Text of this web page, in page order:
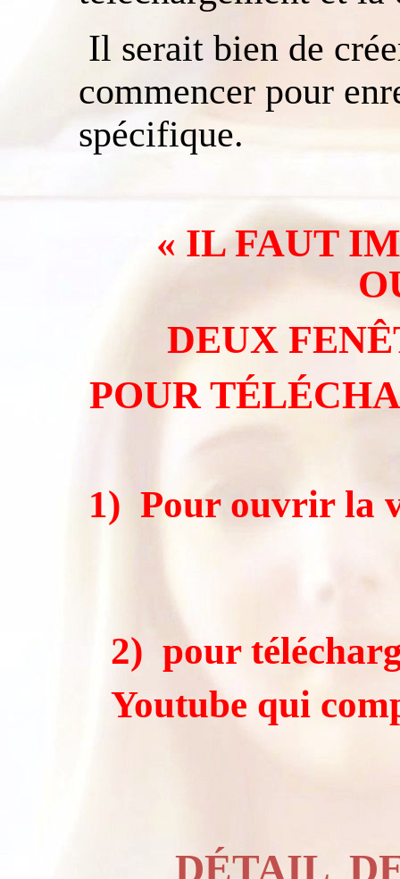
Il serait bien de
commencer pour
spécifique.
« IL FAUT
DEUX
POUR
1) Pour ouvrir la
2) pour
Youtube qui
DÉTAIL